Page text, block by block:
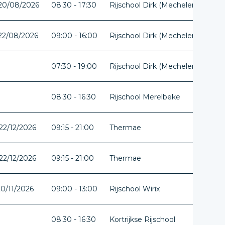
08/2026 08:30 - 17:30 Rijschool Dirk (Mechelen)
08/2026 09:00 - 16:00 Rijschool Dirk (Mechelen)
07:30 - 19:00 Rijschool Dirk (Mechelen)
08:30 - 16:30 Rijschool Merelbeke
12/2026 09:15 - 21:00 Thermae
12/2026 09:15 - 21:00 Thermae
11/2026 09:00 - 13:00 Rijschool Wirix
08:30 - 16:30 Kortrijkse Rijschool